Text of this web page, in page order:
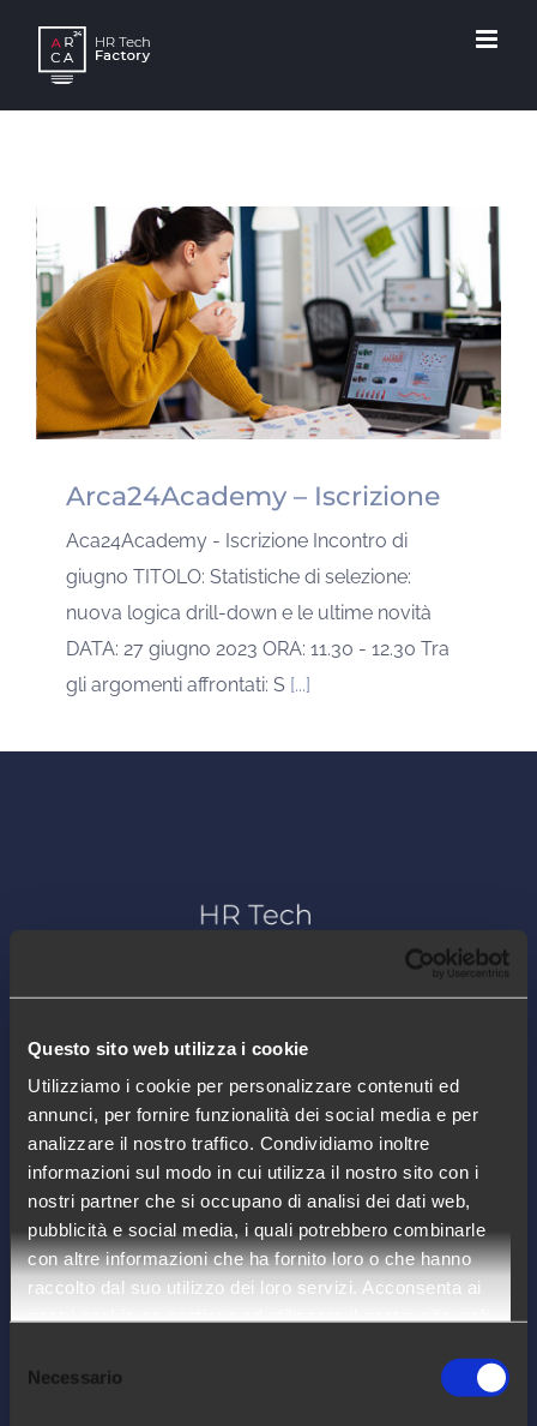
Questo sito web utilizza i cookie
Utilizziamo i cookie per personalizzare contenuti ed
annunci, per fornire funzionalità dei social media e per
analizzare il nostro traffico. Condividiamo inoltre
informazioni sul modo in cui utilizza il nostro sito con i
nostri partner che si occupano di analisi dei dati web,
pubblicità e social media, i quali potrebbero combinarle
con altre informazioni che ha fornito loro o che hanno
raccolto dal suo utilizzo dei loro servizi. Acconsenta ai
nostri cookie se continua ad utilizzare il nostro sito web.
delNecessario
content
Arca24Academy – Iscrizione
Aca24Academy - Iscrizione Incontro di
giugno TITOLO: Statistiche di selezione:
nuova logica drill-down e le ultime novità
DATA: 27 giugno 2023 ORA: 11.30 - 12.30 Tra
gli argomenti affrontati: S [...]
Arca24 è un HR Tech Factory specializzata
nello sviluppo di software cloud per il
settore delle risorse umane.
COMPANY